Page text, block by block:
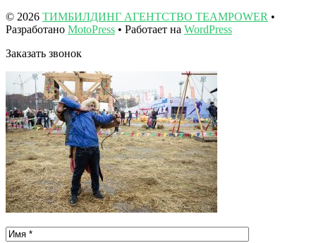
© 2026 ТИМБИЛДИНГ АГЕНТСТВО TEAMPOWER •
Разработано MotoPress • Работает на WordPress
Заказать звонок